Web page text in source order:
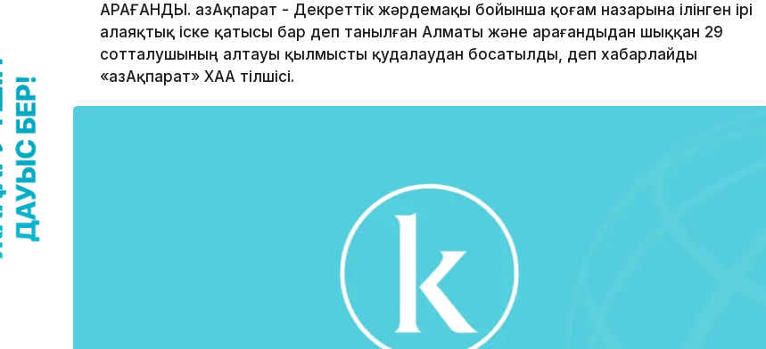
ҚАРАҒАНДЫ. ҚазАқпарат - Декреттік жәрдемақы бойынша қоғам назарына ілінген ірі
алаяқтық іске қатысы бар деп танылған Алматы және Қарағандыдан шыққан 29
сотталушының алтауы қылмысты қудалаудан босатылды, деп хабарлайды
«ҚазАқпарат» ХАА тілшісі.